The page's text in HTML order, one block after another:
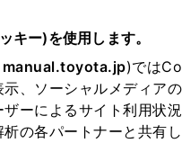
キー)を使用します。
manual.toyota.jp)では
、ソーシャルメディア
ーによるサイト利用状
の各パートナーと共有
操作 オーディオの基本操作
を接続する